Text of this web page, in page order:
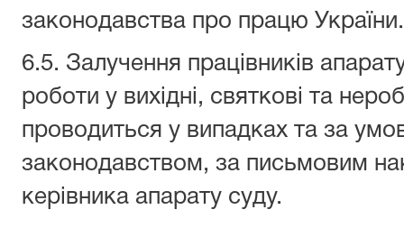
законодавства про працю України.
6.5. Залучення працівників
роботи у вихідні, святкові та
проводиться у випадках та за
законодавством, за письмовим
керівника апарату суду.